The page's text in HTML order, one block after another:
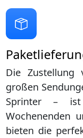
Die Zustellung
großen
Sprinter –
Wochenenden
bieten die